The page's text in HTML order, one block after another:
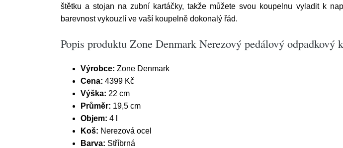
štětku a stojan na zubní kartáčky, takže můžete svou koupelnu vyladit k
barevnost vykouzlí ve vaší koupelně dokonalý řád.
Popis produktu Zone Denmark Nerezový pedálový odpadkový
Výrobce: Zone Denmark
Cena: 4399 Kč
Výška: 22 cm
Průměr: 19,5 cm
Objem: 4 l
Koš: Nerezová ocel
Barva: Stříbrná